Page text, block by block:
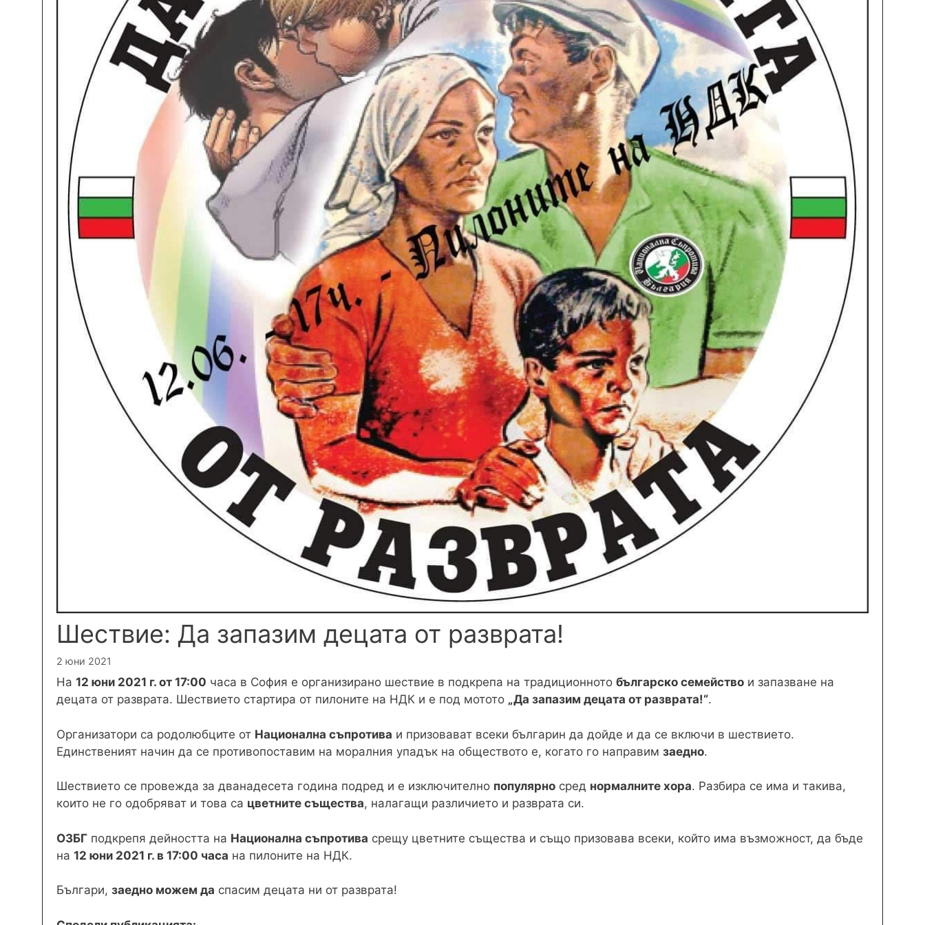
Шествие: Да запазим децата от разврата!
2 юни 2021
На 12 юни 2021 г. от 17:00 часа в София е организирано шествие в подкрепа на традиционното българско семейство и запазване на
децата от разврата. Шествието стартира от пилоните на НДК и е под мотото „Да запазим децата от разврата!“.
Организатори са родолюбците от Национална съпротива и призовават всеки българин да дойде и да се включи в шествието.
Единственият начин да се противопоставим на моралния упадък на обществото е, когато го направим заедно.
Шествието се провежда за дванадесета година подред и е изключително популярно сред нормалните хора. Разбира се има и такива,
които не го одобряват и това са цветните същества, налагащи различието и разврата си.
ОЗБГ подкрепя дейността на Национална съпротива срещу цветните същества и също призовава всеки, който има възможност, да бъде
на 12 юни 2021 г. в 17:00 часа на пилоните на НДК.
Българи, заедно можем да спасим децата ни от разврата!